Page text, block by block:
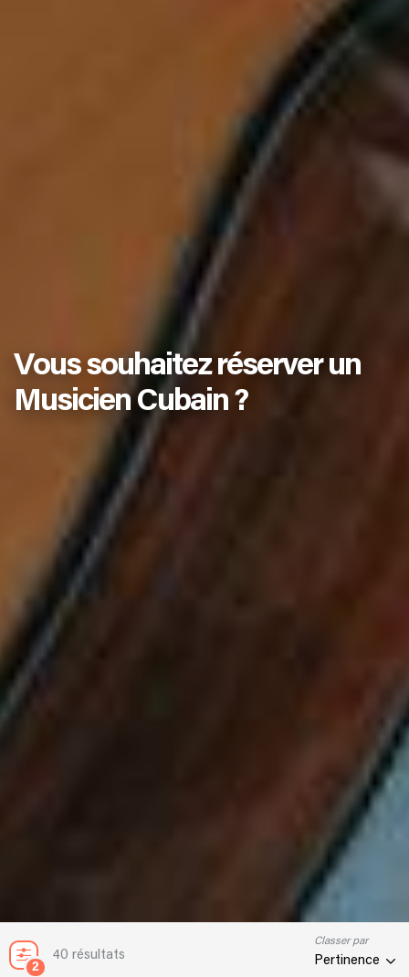
Vous souhaitez réserver un
Musicien Cubain ?
2
40 résultats
Classer par
Pertinence